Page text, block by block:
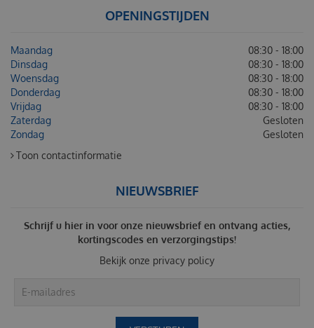
OPENINGSTIJDEN
Maandag
08:30 - 18:00
Dinsdag
08:30 - 18:00
Woensdag
08:30 - 18:00
Donderdag
08:30 - 18:00
Vrijdag
08:30 - 18:00
Zaterdag
Gesloten
Zondag
Gesloten
Toon contactinformatie
NIEUWSBRIEF
Schrijf u hier in voor onze nieuwsbrief en ontvang acties,
kortingscodes en verzorgingstips!
Bekijk onze privacy policy